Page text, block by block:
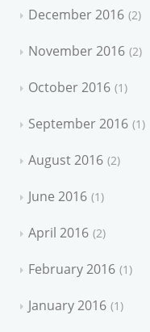
December 2016 2
November 2016 2
October 2016 1
September 2016 1
August 2016 2
June 2016 1
April 2016 2
February 2016 1
January 2016 1